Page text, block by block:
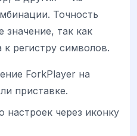
Точность
так как
к регистру символов.
ForkPlayer на
приставке.
через иконку